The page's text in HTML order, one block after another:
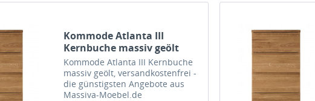
Kommode Atlanta III
Kernbuche massiv geölt
Kommode Atlanta III Kernbuche
massiv geölt, versandkostenfrei -
die günstigsten Angebote aus
Massiva-Moebel.de